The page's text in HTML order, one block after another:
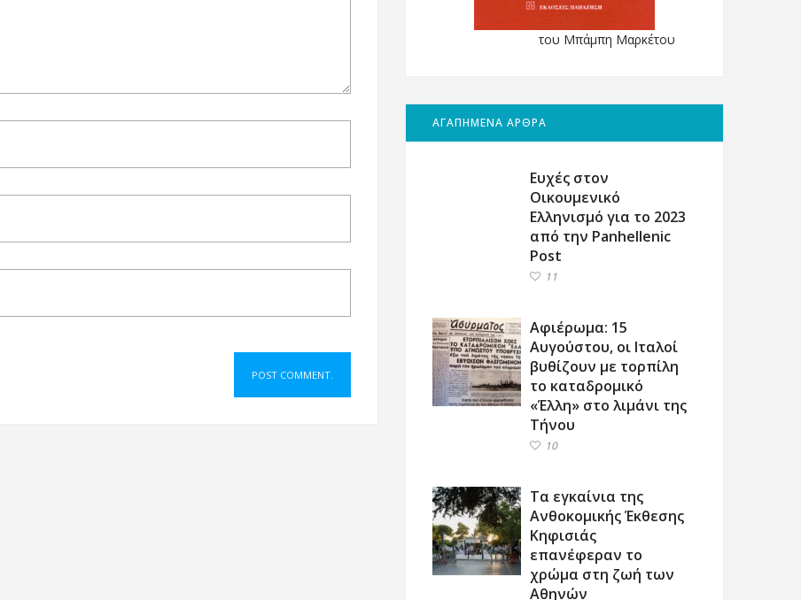
του Μπάμπη Μαρκέτου
ΑΓΑΠΗΜΕΝΑ ΑΡΘΡΑ
Ευχές στον
Οικουμενικό
Ελληνισμό για το 2023
από την Panhellenic
Post
11
Αφιέρωμα: 15
Αυγούστου, οι Ιταλοί
βυθίζουν με τορπίλη
το καταδρομικό
«Έλλη» στο λιμάνι της
Τήνου
10
Τα εγκαίνια της
Ανθοκομικής Έκθεσης
Κηφισιάς
επανέφεραν το
χρώμα στη ζωή των
Αθηνών